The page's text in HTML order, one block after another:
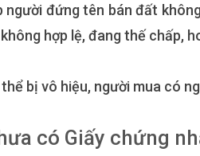
người đứng tên bán đất
hợp lệ, đang thế chấp,
bị vô hiệu, người mua có
có Giấy chứng